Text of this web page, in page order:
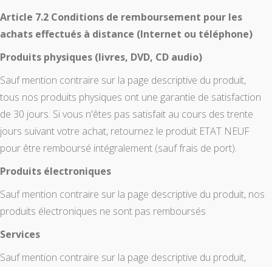
Article 7.2 Conditions de remboursement pour les
achats effectués à distance (Internet ou téléphone)
Produits physiques (livres, DVD, CD audio)
Sauf mention contraire sur la page descriptive du produit,
tous nos produits physiques ont une garantie de satisfaction
de 30 jours. Si vous n'êtes pas satisfait au cours des trente
jours suivant votre achat, retournez le produit ETAT NEUF
pour être remboursé intégralement (sauf frais de port).
Produits électroniques
Sauf mention contraire sur la page descriptive du produit, nos
produits électroniques ne sont pas remboursés
Services
Sauf mention contraire sur la page descriptive du produit,